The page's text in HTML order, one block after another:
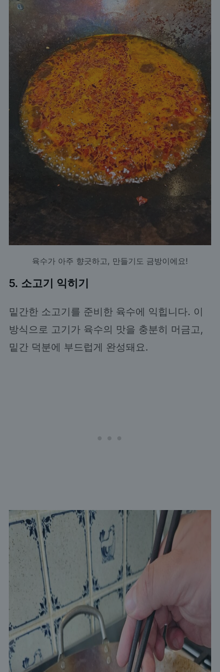
육수가 아주 향긋하고, 만들기도 금방이에요!
5. 소고기 익히기
밑간한 소고기를 준비한 육수에 익힙니다. 이
방식으로 고기가 육수의 맛을 충분히 머금고,
밑간 덕분에 부드럽게 완성돼요.